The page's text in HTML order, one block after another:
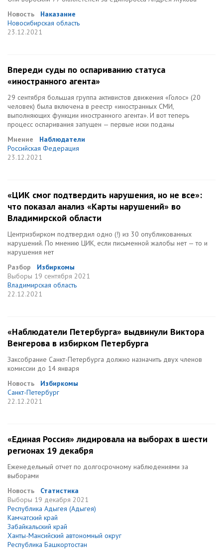
Новость
Наказание
Новосибирская область
23.12.2021
Впереди суды по оспариванию статуса
«иностранного агента»
29 сентября большая группа активистов движения «Голос» (20
человек) была включена в реестр «иностранных СМИ,
выполняющих функции иностранного агента». И вот теперь
процесс оспаривания запущен — первые иски поданы
Мнение
Наблюдатели
Российская Федерация
23.12.2021
«ЦИК смог подтвердить нарушения, но не все»:
что показал анализ «Карты нарушений» во
Владимирской области
Центризбирком подтвердил одно (!) из 30 опубликованных
нарушений. По мнению ЦИК, если письменной жалобы нет — то и
нарушения нет
Разбор
Избиркомы
Выборы 19 сентября 2021
Владимирская область
22.12.2021
«Наблюдатели Петербурга» выдвинули Виктора
Венгерова в избирком Петербурга
Заксобрание Санкт-Петербурга должно назначить двух членов
комиссии до 14 января
Новость
Избиркомы
Санкт-Петербург
22.12.2021
«Единая Россия» лидировала на выборах в шести
регионах 19 декабря
Еженедельный отчет по долгосрочному наблюдениями за
выборами
Новость
Статистика
Выборы 19 декабря 2021
Республика Адыгея (Адыгея)
Камчатский край
Забайкальский край
Ханты-Мансийский автономный округ
Республика Башкортостан